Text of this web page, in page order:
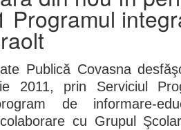
Programul
Publică Covasna
2011, prin Serviciul
de informare-
cu Grupul